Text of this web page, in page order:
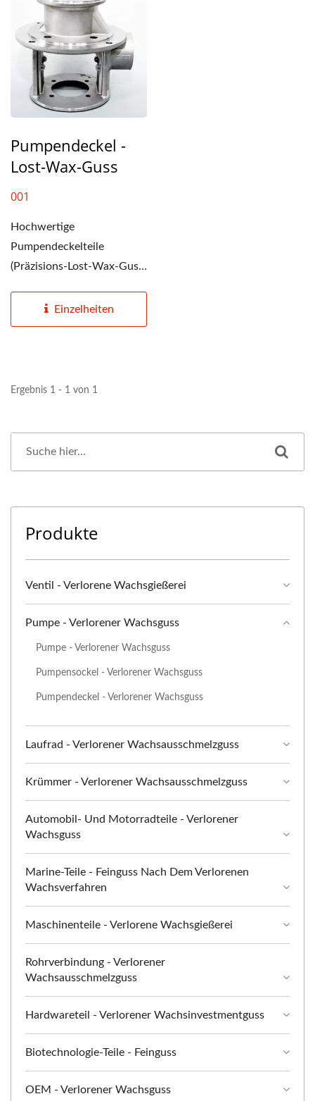
Pumpendeckel -
Lost-Wax-Guss
001
Hochwertige
Pumpendeckelteile
(Präzisions-Lost-Wax-Guss)
präzisen...Einzelheiten
Ergebnis 1 - 1 von 1
Produkte
Ventil - Verlorene Wachsgießerei
Pumpe - Verlorener Wachsguss
Pumpe - Verlorener Wachsguss
Pumpensockel - Verlorener Wachsguss
Pumpendeckel - Verlorener Wachsguss
Laufrad - Verlorener Wachsausschmelzguss
Krümmer - Verlorener Wachsausschmelzguss
Automobil- Und Motorradteile - Verlorener
Wachsguss
Marine-Teile - Feinguss Nach Dem Verlorenen
Wachsverfahren
Maschinenteile - Verlorene Wachsgießerei
Rohrverbindung - Verlorener
Wachsausschmelzguss
Hardwareteil - Verlorener Wachsinvestmentguss
Biotechnologie-Teile - Feinguss
OEM - Verlorener Wachsguss